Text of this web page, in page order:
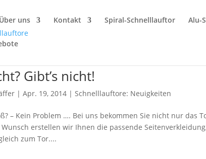
Über uns Kontakt Spiral-Schnelllauftor Alu-
Gibt’s nicht!
|Apr. 19, 2014 |Schnelllauftore: Neuigkeiten
– Kein Problem …. Bei uns bekommen Sie nicht nur das
erstellen wir Ihnen die passende
zum Tor....